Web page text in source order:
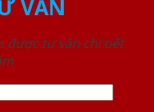
VẤN
được tư vấn chi tiết